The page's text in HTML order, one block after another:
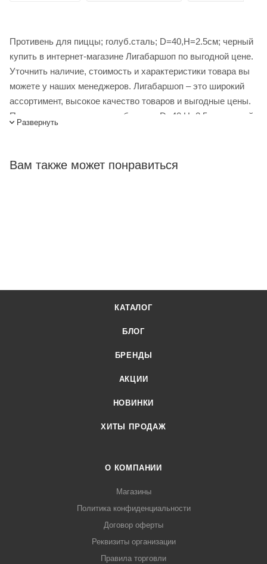
Противень для пиццы; голуб.сталь; D=40,H=2.5см; черный
купить в интернет-магазине Лигабаршоп по выгодной цене.
Уточнить наличие, стоимость и характеристики товара вы
можете у наших менеджеров. Лигабаршоп – это широкий
ассортимент, высокое качество товаров и выгодные цены.
Противень для пиццы; голуб.сталь; D=40,H=2.5см; черный
03 или онлайн через корзину личного кабинета.
Развернуть
Вам также может понравиться
КАТАЛОГ
БЛОГ
БРЕНДЫ
АКЦИИ
НОВИНКИ
ХИТЫ ПРОДАЖ
О КОМПАНИИ
Магазины
Политика конфиденциальности
Договор оферты
Реквизиты организации
Правила торговли